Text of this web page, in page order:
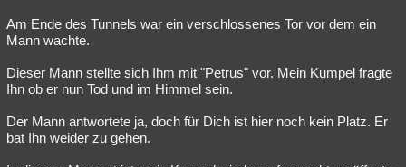
Am Ende des Tunnels war ein verschlossenes Tor vor dem ein
Mann wachte.
Dieser Mann stellte sich Ihm mit "Petrus" vor. Mein Kumpel fragte
Ihn ob er nun Tod und im Himmel sein.
Der Mann antwortete ja, doch für Dich ist hier noch kein Platz. Er
bat Ihn weider zu gehen.